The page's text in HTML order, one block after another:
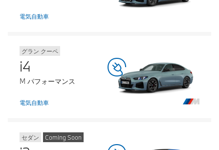
電気自動車
グラン クーペ
i4
M パフォーマンス
電気自動車
セダン Coming Soon